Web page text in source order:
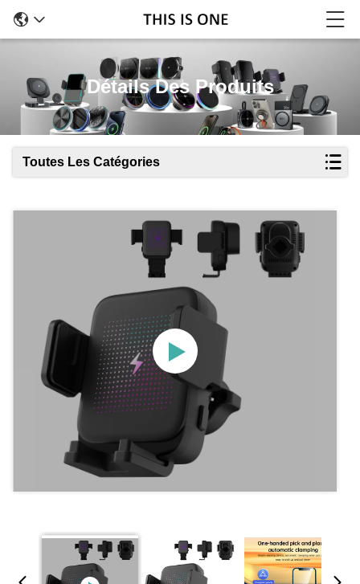
Détails Des Produits
Toutes Les Catégories